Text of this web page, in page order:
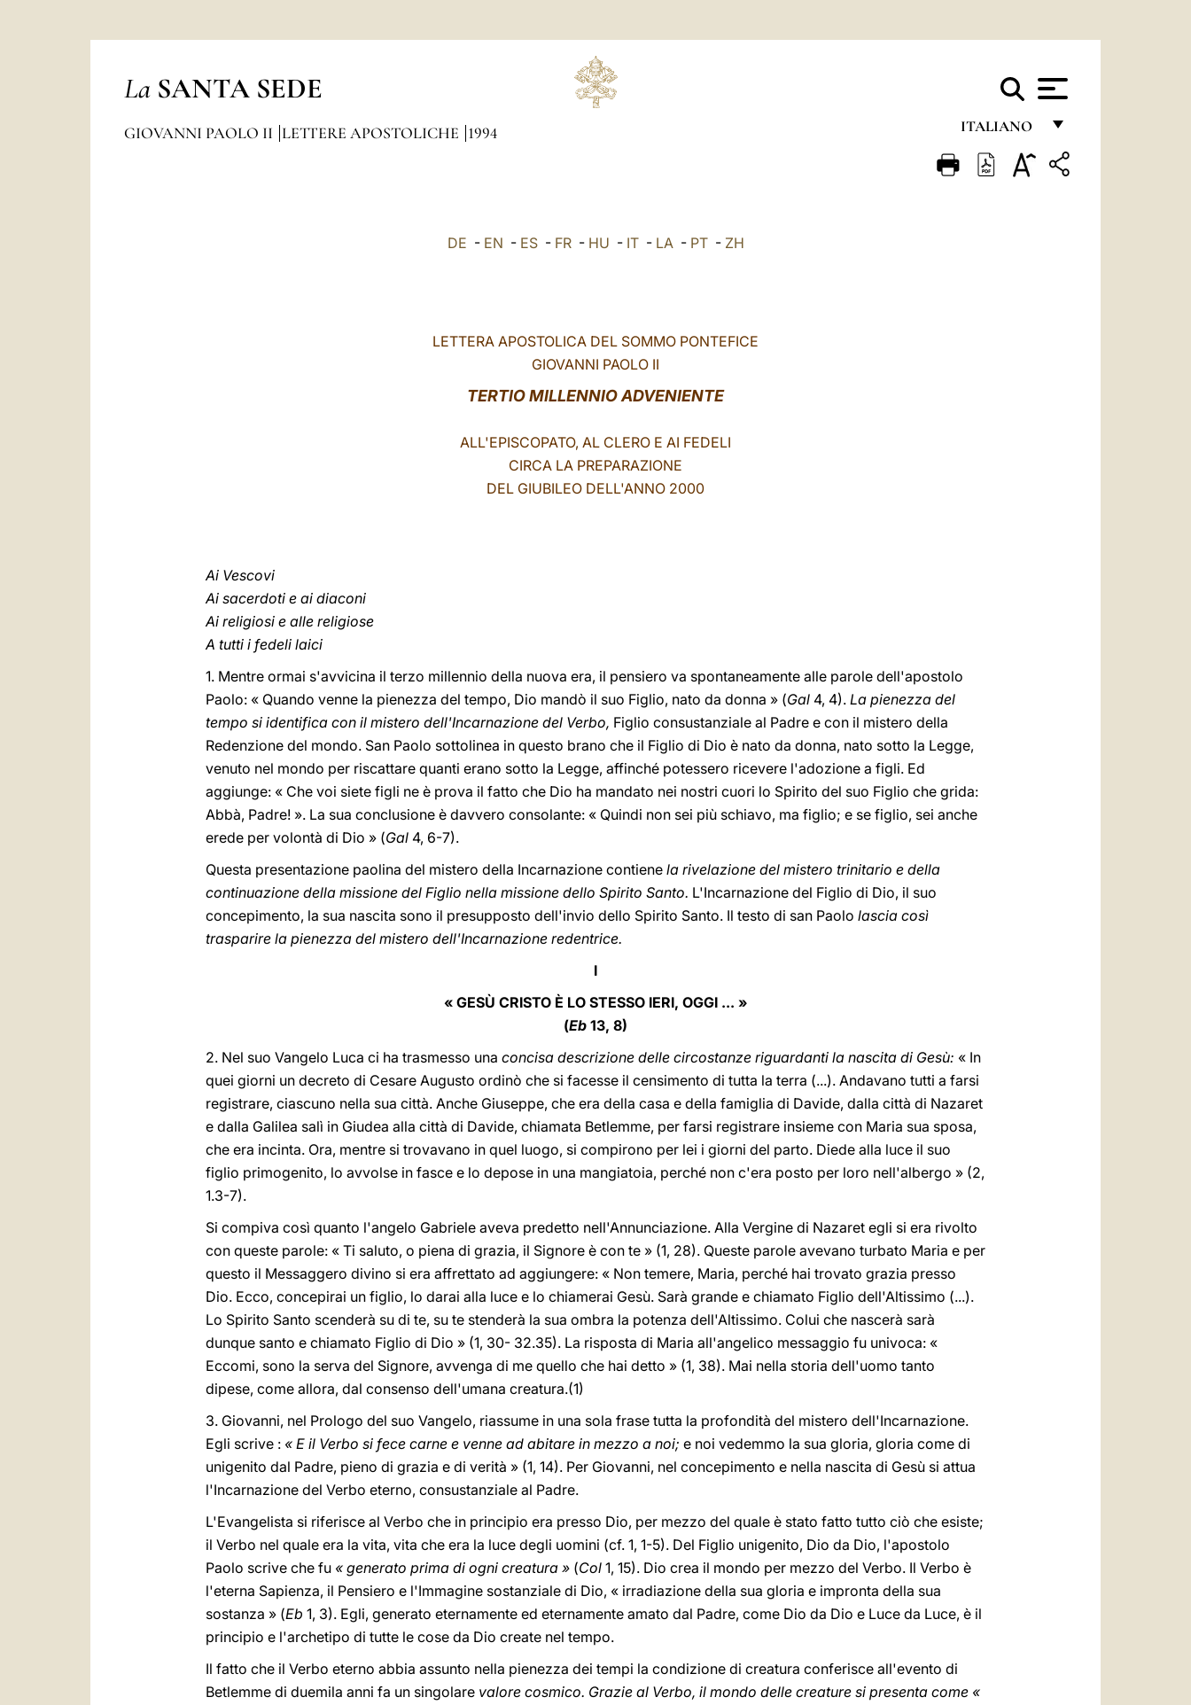
La SANTA SEDE
ITALIANO
FRANÇAIS
GIOVANNI PAOLO II LETTERE APOSTOLICHE 1994
DE - EN - ES- FR- HU - IT- LA- PT- ZH
LETTERA APOSTOLICA DEL SOMMO PONTEFICE
GIOVANNI PAOLO II
TERTIO MILLENNIO ADVENIENTE
ALL'EPISCOPATO, AL CLERO E AI FEDELI
CIRCA LA PREPARAZIONE
DEL GIUBILEO DELL'ANNO 2000
Ai Vescovi
Ai sacerdoti e ai diaconi
Ai religiosi e alle religiose
A tutti i fedeli laici
1. Mentre ormai s'avvicina il terzo millennio della nuova era, il pensiero va spontaneamente alle parole dell'apostolo
Paolo: « Quando venne la pienezza del tempo, Dio mandò il suo Figlio, nato da donna » (Gal 4, 4). La pienezza del
tempo si identifica con il mistero dell'Incarnazione del Verbo, Figlio consustanziale al Padre e con il mistero della
Redenzione del mondo. San Paolo sottolinea in questo brano che il Figlio di Dio è nato da donna, nato sotto la Legge,
venuto nel mondo per riscattare quanti erano sotto la Legge, affinché potessero ricevere l'adozione a figli. Ed
aggiunge: « Che voi siete figli ne è prova il fatto che Dio ha mandato nei nostri cuori lo Spirito del suo Figlio che grida:
Abbà, Padre! ». La sua conclusione è davvero consolante: « Quindi non sei più schiavo, ma figlio; e se figlio, sei anche
erede per volontà di Dio » (Gal 4, 6-7).
Questa presentazione paolina del mistero della Incarnazione contiene la rivelazione del mistero trinitario e della
continuazione della missione del Figlio nella missione dello Spirito Santo. L'Incarnazione del Figlio di Dio, il suo
concepimento, la sua nascita sono il presupposto dell'invio dello Spirito Santo. Il testo di san Paolo lascia così
trasparire la pienezza del mistero dell'Incarnazione redentrice.
I
« GESÙ CRISTO È LO STESSO IERI, OGGI ... »
(Eb 13, 8)
2. Nel suo Vangelo Luca ci ha trasmesso una concisa descrizione delle circostanze riguardanti la nascita di Gesù: « In
quei giorni un decreto di Cesare Augusto ordinò che si facesse il censimento di tutta la terra (...). Andavano tutti a farsi
registrare, ciascuno nella sua città. Anche Giuseppe, che era della casa e della famiglia di Davide, dalla città di Nazaret
e dalla Galilea salì in Giudea alla città di Davide, chiamata Betlemme, per farsi registrare insieme con Maria sua sposa,
che era incinta. Ora, mentre si trovavano in quel luogo, si compirono per lei i giorni del parto. Diede alla luce il suo
figlio primogenito, lo avvolse in fasce e lo depose in una mangiatoia, perché non c'era posto per loro nell'albergo » (2,
1.3-7).
Si compiva così quanto l'angelo Gabriele aveva predetto nell'Annunciazione. Alla Vergine di Nazaret egli si era rivolto
con queste parole: « Ti saluto, o piena di grazia, il Signore è con te » (1, 28). Queste parole avevano turbato Maria e per
questo il Messaggero divino si era affrettato ad aggiungere: « Non temere, Maria, perché hai trovato grazia presso
Dio. Ecco, concepirai un figlio, lo darai alla luce e lo chiamerai Gesù. Sarà grande e chiamato Figlio dell'Altissimo (...).
Lo Spirito Santo scenderà su di te, su te stenderà la sua ombra la potenza dell'Altissimo. Colui che nascerà sarà
dunque santo e chiamato Figlio di Dio » (1, 30- 32.35). La risposta di Maria all'angelico messaggio fu univoca: «
Eccomi, sono la serva del Signore, avvenga di me quello che hai detto » (1, 38). Mai nella storia dell'uomo tanto
dipese, come allora, dal consenso dell'umana creatura.(1)
3. Giovanni, nel Prologo del suo Vangelo, riassume in una sola frase tutta la profondità del mistero dell'Incarnazione.
Egli scrive : « E il Verbo si fece carne e venne ad abitare in mezzo a noi; e noi vedemmo la sua gloria, gloria come di
unigenito dal Padre, pieno di grazia e di verità » (1, 14). Per Giovanni, nel concepimento e nella nascita di Gesù si attua
l'Incarnazione del Verbo eterno, consustanziale al Padre.
L'Evangelista si riferisce al Verbo che in principio era presso Dio, per mezzo del quale è stato fatto tutto ciò che esiste;
il Verbo nel quale era la vita, vita che era la luce degli uomini (cf. 1, 1-5). Del Figlio unigenito, Dio da Dio, l'apostolo
Paolo scrive che fu « generato prima di ogni creatura » (Col 1, 15). Dio crea il mondo per mezzo del Verbo. Il Verbo è
l'eterna Sapienza, il Pensiero e l'Immagine sostanziale di Dio, « irradiazione della sua gloria e impronta della sua
sostanza » (Eb 1, 3). Egli, generato eternamente ed eternamente amato dal Padre, come Dio da Dio e Luce da Luce, è il
principio e l'archetipo di tutte le cose da Dio create nel tempo.
Il fatto che il Verbo eterno abbia assunto nella pienezza dei tempi la condizione di creatura conferisce all'evento di
Betlemme di duemila anni fa un singolare valore cosmico. Grazie al Verbo, il mondo delle creature si presenta come «